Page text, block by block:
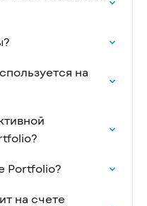
на
Portfolio?
на счете